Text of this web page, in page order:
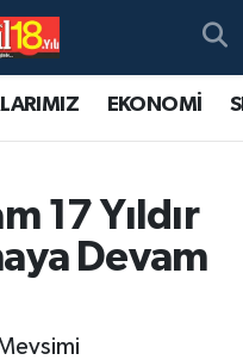
EKONOMİ
17 Yıldır
Devam